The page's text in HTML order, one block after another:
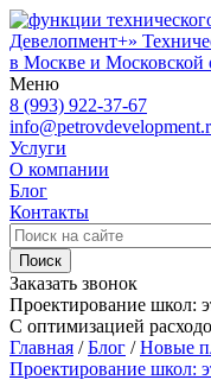
Девелопмент+»
в Москве и Московской
Меню
8 (993) 922-37-67
Услуги
О компании
Блог
Контакты
Поиск
Заказать звонок
Проектирование школ:
С оптимизацией
Главная /Блог /Новые
Проектирование школ: